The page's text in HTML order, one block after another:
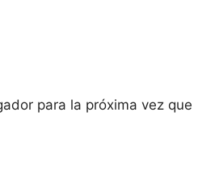
para la próxima vez que